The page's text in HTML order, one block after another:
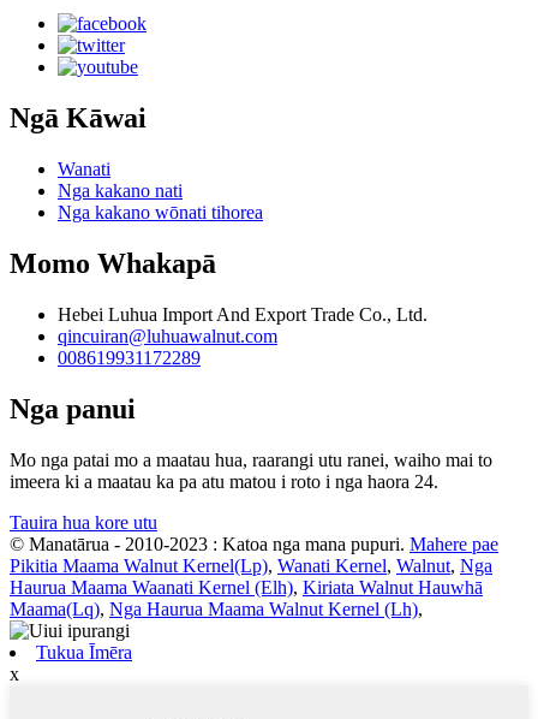
Ngā Kāwai
Wanati
Nga kakano nati
Nga kakano wōnati tihorea
Momo Whakapā
Hebei Luhua Import And Export Trade Co., Ltd.
qincuiran@luhuawalnut.com
008619931172289
Nga panui
Mo nga patai mo a maatau hua, raarangi utu ranei, waiho mai to
imeera ki a maatau ka pa atu matou i roto i nga haora 24.
Tauira hua kore utu
© Manatārua - 2010-2023 : Katoa nga mana pupuri. Mahere pae
Pikitia Maama Walnut Kernel(Lp), Wanati Kernel, Walnut, Nga
Haurua Maama Waanati Kernel (Elh), Kiriata Walnut Hauwhā
Maama(Lq), Nga Haurua Maama Walnut Kernel (Lh),
Tukua Īmēra
x